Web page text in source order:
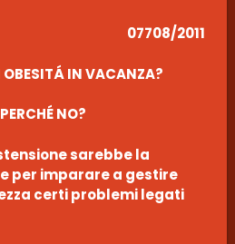
07708/2011
OBESITÁ IN VACANZA?
PERCHÉ NO?
sarebbe la
per imparare a gestire
certi problemi legati